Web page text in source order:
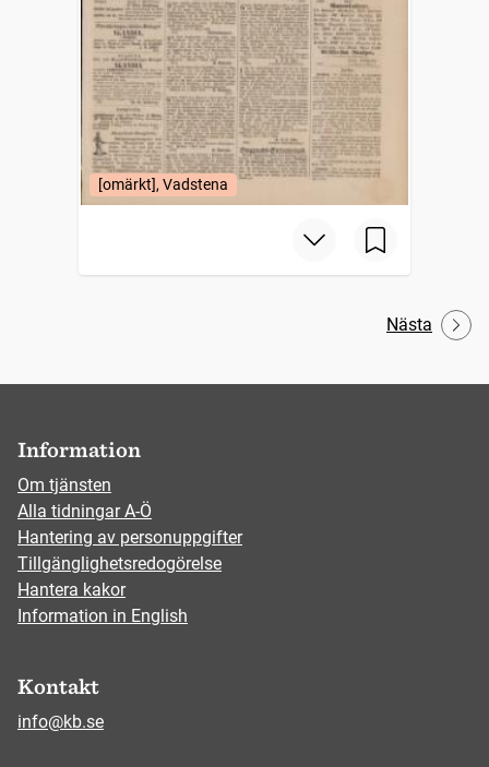
[omärkt], Vadstena
Nästa
Information
Om tjänsten
Alla tidningar A-Ö
Hantering av personuppgifter
Tillgänglighetsredogörelse
Hantera kakor
Information in English
Kontakt
info@kb.se